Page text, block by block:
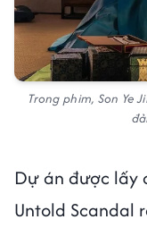
Trong phim, Son Ye
Dự án được lấy
Untold Scandal